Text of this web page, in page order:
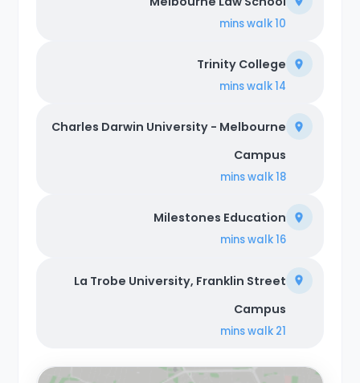
10 mins
walk
Trinity College
14 mins
walk
Charles Darwin University - Melbourne
Campus
18 mins
walk
Milestones Education
16 mins
walk
La Trobe University, Franklin Street
Campus
21 mins
walk